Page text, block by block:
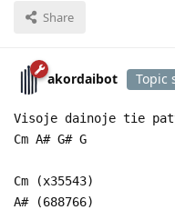
Share
akordaibot Topic
Visoje dainoje tie
Cm A# G# G
Cm (x35543)
A# (688766)